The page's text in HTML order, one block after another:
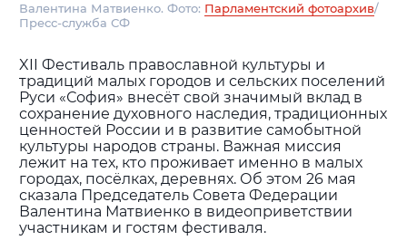
Валентина Матвиенко. Фото: Парламентский фотоархив/
Пресс-служба СФ
XII Фестиваль православной культуры и
традиций малых городов и сельских поселений
Руси «София» внесёт свой значимый вклад в
сохранение духовного наследия, традиционных
ценностей России и в развитие самобытной
культуры народов страны. Важная миссия
лежит на тех, кто проживает именно в малых
городах, посёлках, деревнях. Об этом 26 мая
сказала Председатель Совета Федерации
Валентина Матвиенко в видеоприветствии
участникам и гостям фестиваля.